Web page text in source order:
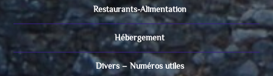
Restaurants-Alimentation
Hébergement
Divers – Numéros utiles